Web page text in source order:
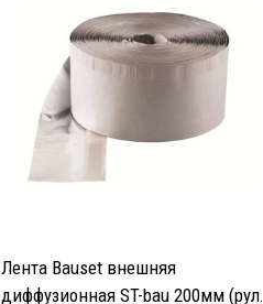
Лента Bauset внешняя
диффузионная ST-bau 200мм (рул.